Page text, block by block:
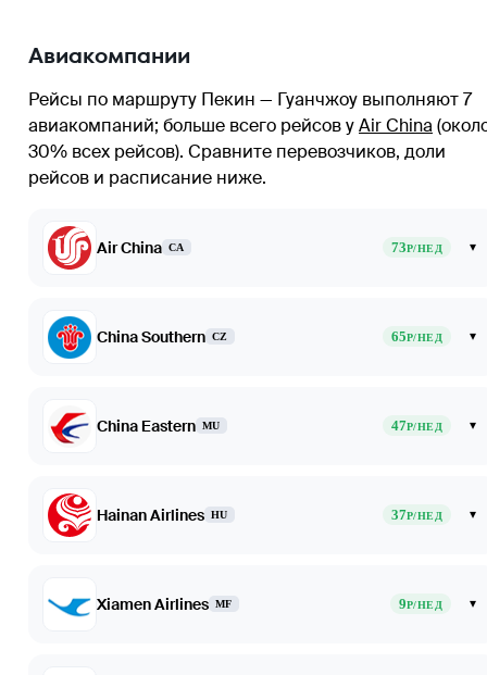
Авиакомпании
Рейсы по маршруту Пекин — Гуанчжоу выполняют 7
авиакомпаний; больше всего рейсов уAir China
30% всех рейсов). Сравните перевозчиков, доли
рейсов и расписание ниже.
Air China CA 73Р/НЕД ▾
China Southern CZ 65Р/НЕД ▾
China Eastern MU 47Р/НЕД ▾
Hainan Airlines HU 37Р/НЕД ▾
Xiamen Airlines MF 9Р/НЕД ▾